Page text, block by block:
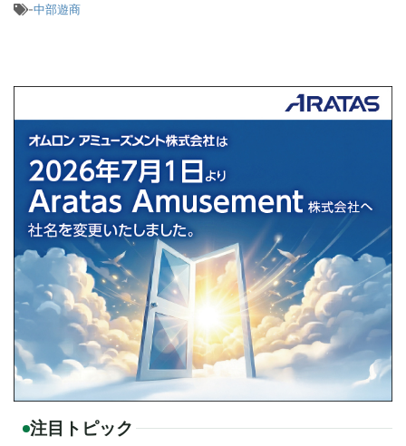
-中部遊商
注目トピック